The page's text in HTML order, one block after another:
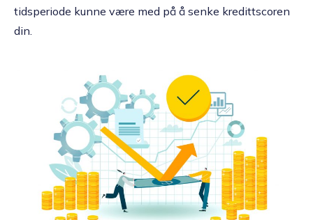
tidsperiode kunne være med på å senke kredittscoren
din.